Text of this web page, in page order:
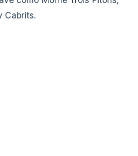
Cabrits.